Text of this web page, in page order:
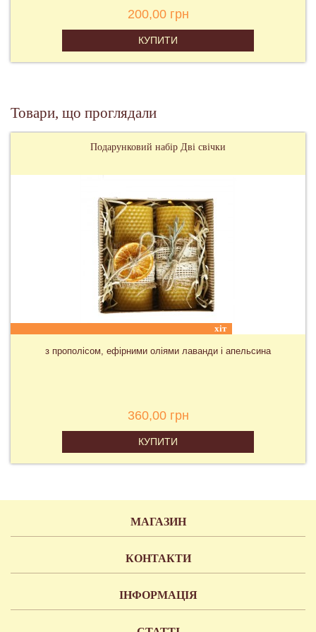
200,00 грн
КУПИТИ
Товари, що проглядали
Подарунковий набір Дві свічки
хіт
з прополісом, ефірними оліями лаванди і апельсина
360,00 грн
КУПИТИ
МАГАЗИН
КОНТАКТИ
ІНФОРМАЦІЯ